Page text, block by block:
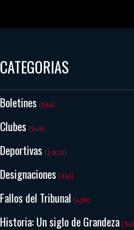
CATEGORIAS
Boletines (564)
Clubes (549)
Deportivas (2.820)
Designaciones (391)
Fallos del Tribunal (438)
Historia: Un siglo de Grandeza (34)